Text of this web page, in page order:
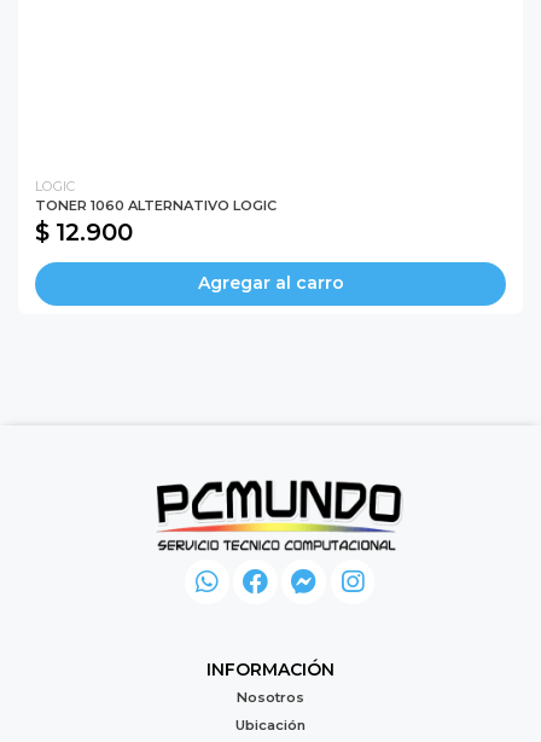
LOGIC
TONER 1060 ALTERNATIVO LOGIC
$ 12.900
Agregar al carro
INFORMACIÓN
Nosotros
Ubicación